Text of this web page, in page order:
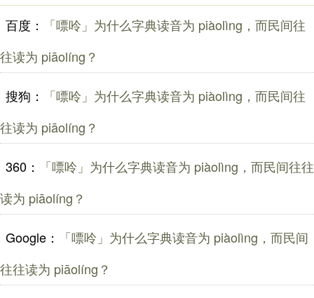
百度：
「嘌呤」为什么字典读音为 piàolìng，而民间往
往读为 piāolíng？
搜狗：
「嘌呤」为什么字典读音为 piàolìng，而民间往
往读为 piāolíng？
360：
「嘌呤」为什么字典读音为 piàolìng，而民间往往
读为 piāolíng？
Google：
「嘌呤」为什么字典读音为 piàolìng，而民间
往往读为 piāolíng？